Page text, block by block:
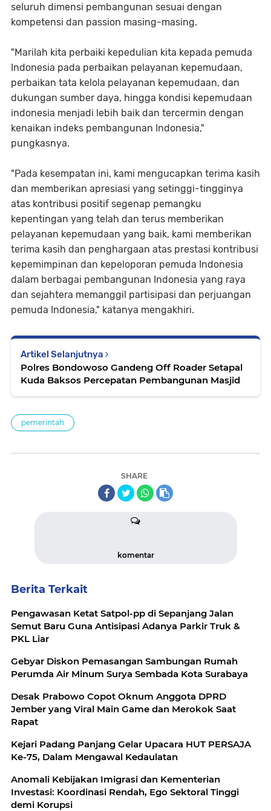
seluruh dimensi pembangunan sesuai dengan
kompetensi dan passion masing-masing.
"Marilah kita perbaiki kepedulian kita kepada pemuda
Indonesia pada perbaikan pelayanan kepemudaan,
perbaikan tata kelola pelayanan kepemudaan, dan
dukungan sumber daya, hingga kondisi kepemudaan
indonesia menjadi lebih baik dan tercermin dengan
kenaikan indeks pembangunan Indonesia,"
pungkasnya.
"Pada kesempatan ini, kami mengucapkan terima kasih
dan memberikan apresiasi yang setinggi-tingginya
atas kontribusi positif segenap pemangku
kepentingan yang telah dan terus memberikan
pelayanan kepemudaan yang baik, kami memberikan
terima kasih dan penghargaan atas prestasi kontribusi
kepemimpinan dan kepeloporan pemuda Indonesia
dalam berbagai pembangunan Indonesia yang raya
dan sejahtera memanggil partisipasi dan perjuangan
pemuda Indonesia," katanya mengakhiri.
Artikel Selanjutnya
Polres Bondowoso Gandeng Off Roader Setapal
Kuda Baksos Percepatan Pembangunan Masjid
pemerintah
SHARE
komentar
Berita Terkait
Pengawasan Ketat Satpol-pp di Sepanjang Jalan
Semut Baru Guna Antisipasi Adanya Parkir Truk &
PKL Liar
Gebyar Diskon Pemasangan Sambungan Rumah
Perumda Air Minum Surya Sembada Kota Surabaya
Desak Prabowo Copot Oknum Anggota DPRD
Jember yang Viral Main Game dan Merokok Saat
Rapat
Kejari Padang Panjang Gelar Upacara HUT PERSAJA
Ke-75, Dalam Mengawal Kedaulatan
Anomali Kebijakan Imigrasi dan Kementerian
Investasi: Koordinasi Rendah, Ego Sektoral Tinggi
demi Korupsi